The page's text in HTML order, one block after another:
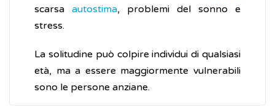
scarsa autostima, problemi del sonno e
stress.
La solitudine può colpire individui di qualsiasi
età, ma a essere maggiormente vulnerabili
sono le persone anziane.